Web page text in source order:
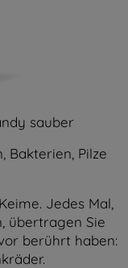
sauber
Bakterien, Pilze
Jedes Mal,
übertragen Sie
berührt haben: